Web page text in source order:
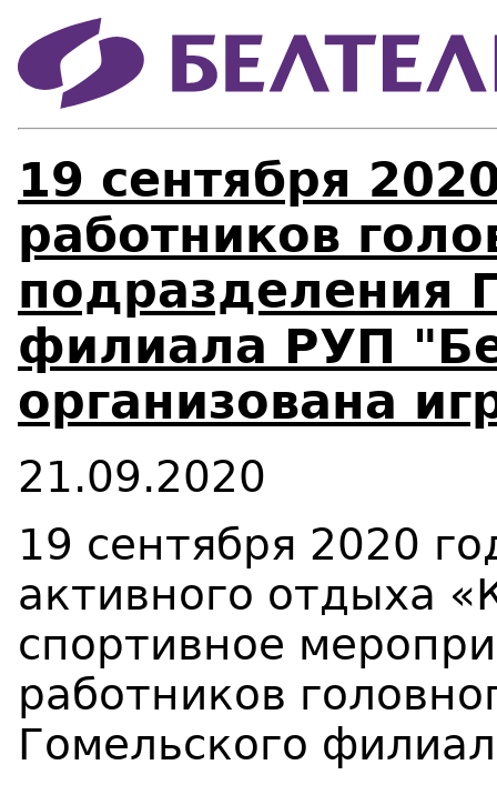
19 сентября
работников
подразделения
филиала РУП
организована
21.09.2020
19 сентября 2020
активного отдыха
спортивное
работников
Гомельского